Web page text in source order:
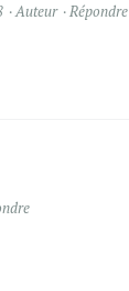
Auteur Répondre